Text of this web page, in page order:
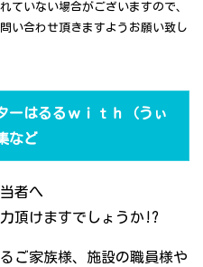
ていない場合がございますので、
い合わせ頂きますようお願い致し
ーはるるｗｉｔｈ（うぃ
など
者へ
頂けますでしょうか!?
ご家族様、施設の職員様や